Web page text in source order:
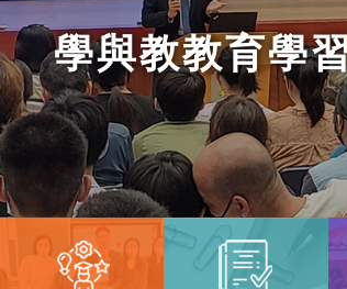
學與教教育學